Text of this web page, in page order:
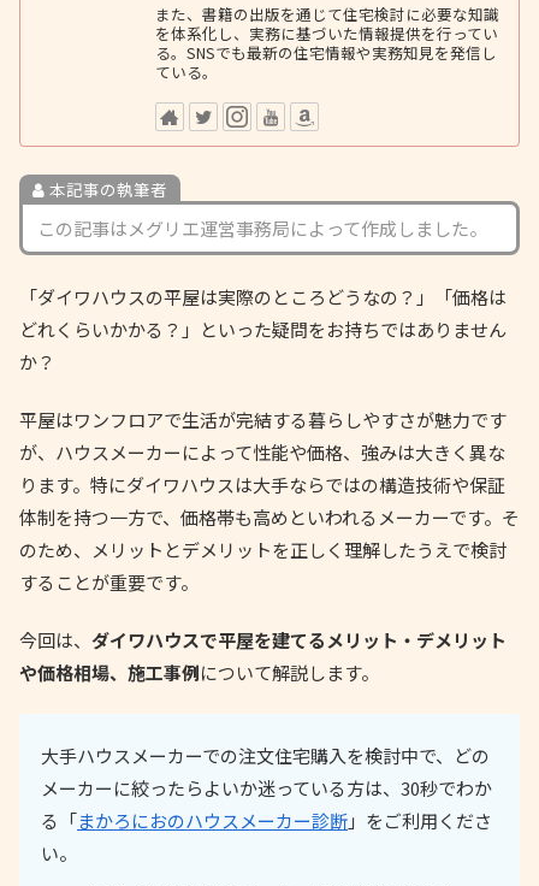
また、書籍の出版を通じて住宅検討に必要な知識
を体系化し、実務に基づいた情報提供を行ってい
る。SNSでも最新の住宅情報や実務知見を発信し
ている。
本記事の執筆者
この記事はメグリエ運営事務局によって作成しました。
「ダイワハウスの平屋は実際のところどうなの？」「価格は
どれくらいかかる？」といった疑問をお持ちではありません
か？
平屋はワンフロアで生活が完結する暮らしやすさが魅力です
が、ハウスメーカーによって性能や価格、強みは大きく異な
ります。特にダイワハウスは大手ならではの構造技術や保証
体制を持つ一方で、価格帯も高めといわれるメーカーです。そ
のため、メリットとデメリットを正しく理解したうえで検討
することが重要です。
今回は、 ダイワハウスで平屋を建てるメリット・デメリット
や価格相場、施工事例について解説します。
大手ハウスメーカーでの注文住宅購入を検討中で、どの
メーカーに絞ったらよいか迷っている方は、30秒でわか
る「まかろにおのハウスメーカー診断」をご利用くださ
い。